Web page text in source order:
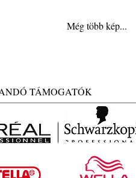
Még több kép...
TÁMOGATÓK